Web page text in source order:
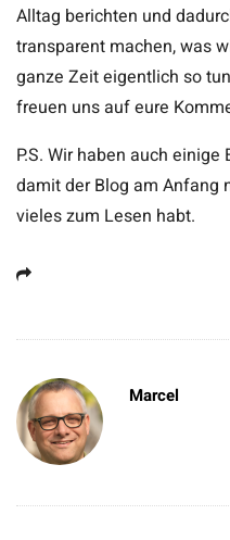
Alltag berichten und
transparent machen, was
ganze Zeit eigentlich so
freuen uns auf eure
P.S. Wir haben auch
damit der Blog am Anfang
vieles zum Lesen habt.
Marcel